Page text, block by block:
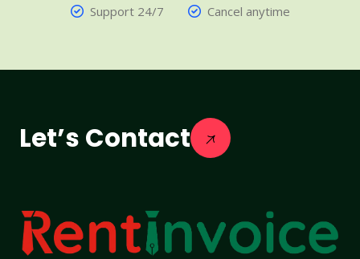
Support 24/7
Cancel anytime
Let’s Contact